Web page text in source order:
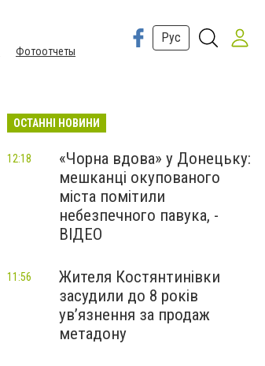
Фотоотчеты
Рус
ОСТАННІ НОВИНИ
«Чорна вдова» у Донецьку:
мешканці окупованого
міста помітили
небезпечного павука, -
ВІДЕО
12:18
Жителя Костянтинівки
засудили до 8 років
ув’язнення за продаж
метадону
11:56